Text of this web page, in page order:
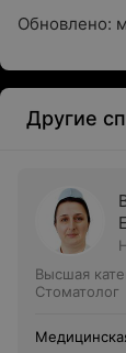
Обновлено:
Другие
Высшая
Стоматолог